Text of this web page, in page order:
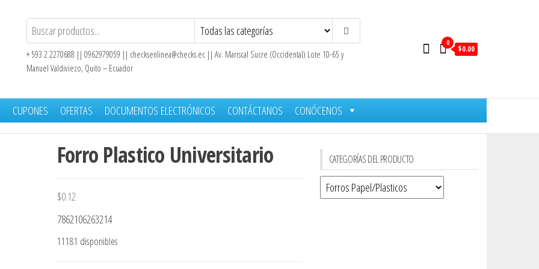
+ 593 2 2270688 || 0962979059 || checksenlinea@checks.ec || Av. Mariscal Sucre (Occidental) Lote 10-65 y
Manuel Valdiviezo, Quito – Ecuador
0
$0.00
CUPONES OFERTAS DOCUMENTOS ELECTRÓNICOS CONTÁCTANOS CONÓCENOS
Forro Plastico Universitario
$0.12
7862106263214
11181 disponibles
CATEGORÍAS DEL PRODUCTO